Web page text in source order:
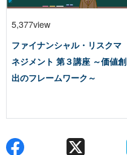
5,377view
ファイナンシャル・リスクマ
ネジメント 第３講座 ～価値創
出のフレームワーク～